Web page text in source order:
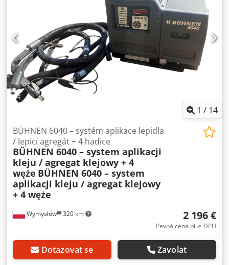
1 / 14
Wymysłów 320 km
BÜHNEN 6040 – systém aplikace lepidla
/ lepicí agregát + 4 hadice
BÜHNEN 6040 – system aplikacji
kleju / agregat klejowy + 4
węże BÜHNEN 6040 – system
aplikacji kleju / agregat klejowy
+ 4 węże
2 196 €
Pevná cena plus DPH
Dotazovat se Zavolat